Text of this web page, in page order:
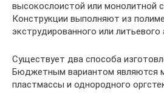
высокослоистой или монолитной
Конструкции выполняют из
экструдированного или литьевого
Существует два способа
Бюджетным вариантом являются
пластмассы и однородного